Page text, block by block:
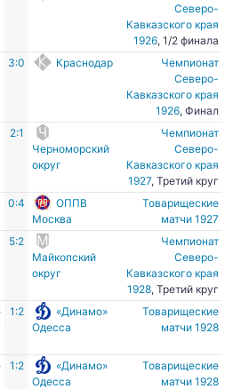
Северо-
Кавказского края
1926, 1/2 финала
3:0 Краснодар
Чемпионат
Северо-
Кавказского края
1926, Финал
2:1
Черноморский
округ
Чемпионат
Северо-
Кавказского края
1927, Третий круг
0:4
ОППВ
Москва
Товарищеские
матчи 1927
5:2
Майкопский
округ
Чемпионат
Северо-
Кавказского края
1928, Третий круг
1:2
«Динамо»
Одесса
Товарищеские
матчи 1928
1:2
«Динамо»
Одесса
Товарищеские
матчи 1928